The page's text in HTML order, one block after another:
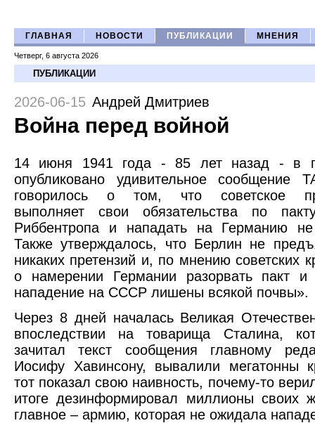
ГЛАВНАЯ НОВОСТИ ПУБЛИКАЦИИ МНЕНИЯ
Четверг, 6 августа 2026
ПУБЛИКАЦИИ
2026-06-15 Андрей Дмитриев
Война перед войной
14 июня 1941 года - 85 лет назад - в
опубликовано удивительное
говорилось о том, что советское
выполняет свои обязательства по
Риббентропа и нападать на Германию не
Также утверждалось, что Берлин не
никаких претензий и, по мнению советских
о намерении Германии разорвать пакт и
нападение на СССР лишены всякой почвы».
Через 8 дней началась Великая
впоследствии на товарища Сталина,
зачитал текст сообщения главному
Иосифу Хавинсону, вывалили мегатонны
тот показал свою наивность, почему-то
итоге дезинформировал миллионы своих
главное – армию, которая не ожидала